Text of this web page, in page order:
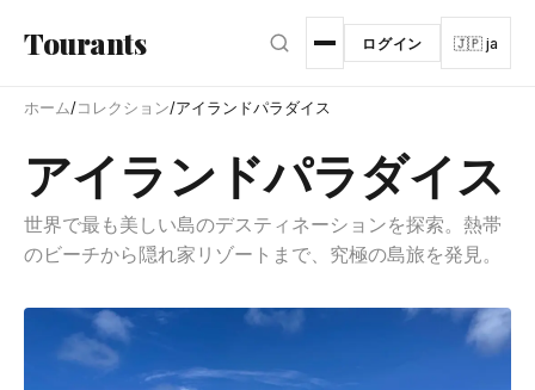
Tourants ログイン 🇯🇵 ja
ホーム/コレクション/アイランドパラダイス
アイランドパラダイス
世界で最も美しい島のデスティネーションを探索。熱帯
のビーチから隠れ家リゾートまで、究極の島旅を発見。